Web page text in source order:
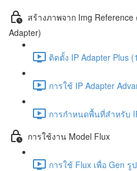
สร้างภาพจาก Img
Adapter)
ติดตั้ง IP Adapter Plus
การใช้ IP Adapter
การกำหนดพื้นที่สำหรับ
การใช้งาน Model Flux
การใช้ Flux เพื่อ Gen